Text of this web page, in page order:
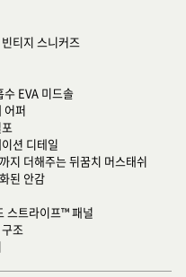
티지 스니커즈
수 EVA 미드솔
어퍼
션 디테일
지 더해주는 뒤꿈치 머스태쉬
된 안감
스트라이프™ 패널
조